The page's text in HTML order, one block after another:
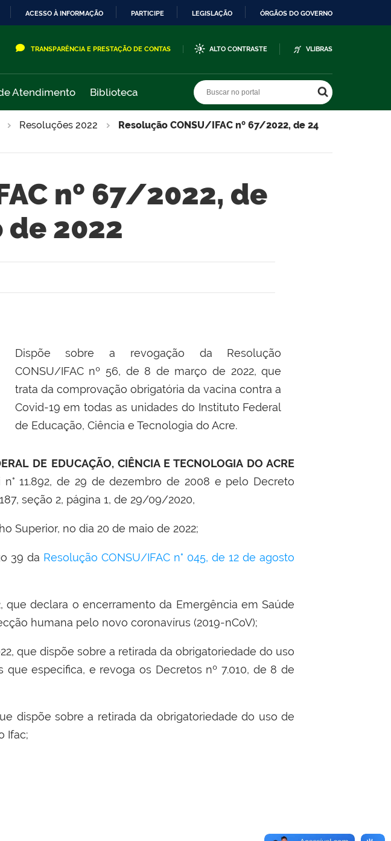
ACESSO À INFORMAÇÃO PARTICIPE LEGISLAÇÃO ÓRGÃOS DO GOVERNO
TRANSPARÊNCIA E PRESTAÇÃO DE CONTAS ALTO CONTRASTE VLIBRAS
Atendimento Biblioteca
Resoluções 2022
Resolução CONSU/IFAC nº 67/2022, de 24
nº 67/2022, de
de 2022
Dispõe sobre a revogação da Resolução
CONSU/IFAC nº 56, de 8 de março de 2022, que
trata da comprovação obrigatória da vacina contra a
Covid-19 em todas as unidades do Instituto Federal
de Educação, Ciência e Tecnologia do Acre.
DE EDUCAÇÃO, CIÊNCIA E TECNOLOGIA DO ACRE
11.892, de 29 de dezembro de 2008 e pelo Decreto
seção 2, página 1, de 29/09/2020,
Superior, no dia 20 de maio de 2022;
39 da Resolução CONSU/IFAC n° 045, de 12 de agosto
que declara o encerramento da Emergência em Saúde
humana pelo novo coronavírus (2019-nCoV);
que dispõe sobre a retirada da obrigatoriedade do uso
especifica, e revoga os Decretos nº 7.010, de 8 de
dispõe sobre a retirada da obrigatoriedade do uso de
Ifac;